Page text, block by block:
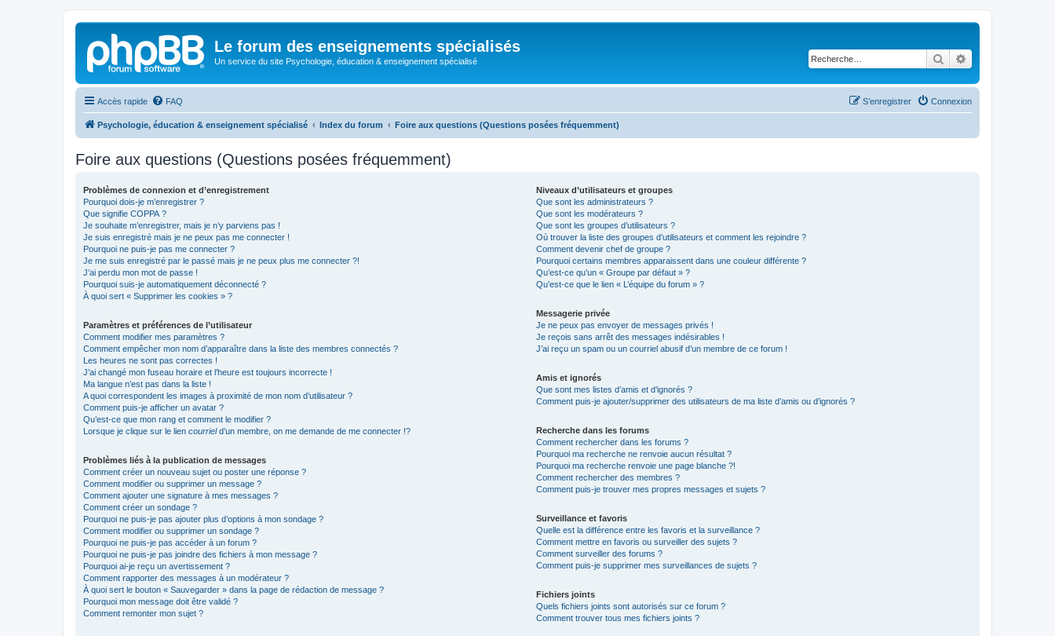
Le forum des enseignements spécialisés
Un service du site Psychologie, éducation & enseignement spécialisé Rechercher
Accès rapide FAQ Connexion
S’enregistrer
Psychologie, éducation & enseignement spécialisé Index du forum Foire aux questions (Questions posées fréquemment)
Foire aux questions (Questions posées fréquemment)
Problèmes de connexion et d’enregistrement
Pourquoi dois-je m’enregistrer ?
Que signifie COPPA ?
Je souhaite m’enregistrer, mais je n’y parviens pas !
Je suis enregistré mais je ne peux pas me connecter !
Pourquoi ne puis-je pas me connecter ?
Je me suis enregistré par le passé mais je ne peux plus me connecter ?!
J’ai perdu mon mot de passe !
Pourquoi suis-je automatiquement déconnecté ?
À quoi sert « Supprimer les cookies » ?
Paramètres et préférences de l’utilisateur
Comment modifier mes paramètres ?
Comment empêcher mon nom d’apparaître dans la liste des membres connectés ?
Les heures ne sont pas correctes !
J’ai changé mon fuseau horaire et l’heure est toujours incorrecte !
Ma langue n’est pas dans la liste !
A quoi correspondent les images à proximité de mon nom d’utilisateur ?
Comment puis-je afficher un avatar ?
Qu’est-ce que mon rang et comment le modifier ?
Lorsque je clique sur le lien courrield’un membre, on me demande de me connecter !?
Problèmes liés à la publication de messages
Comment créer un nouveau sujet ou poster une réponse ?
Comment modifier ou supprimer un message ?
Comment ajouter une signature à mes messages ?
Comment créer un sondage ?
Pourquoi ne puis-je pas ajouter plus d’options à mon sondage ?
Comment modifier ou supprimer un sondage ?
Pourquoi ne puis-je pas accéder à un forum ?
Pourquoi ne puis-je pas joindre des fichiers à mon message ?
Pourquoi ai-je reçu un avertissement ?
Comment rapporter des messages à un modérateur ?
À quoi sert le bouton « Sauvegarder » dans la page de rédaction de message ?
Pourquoi mon message doit être validé ?
Comment remonter mon sujet ?
Niveaux d’utilisateurs et groupes
Que sont les administrateurs ?
Que sont les modérateurs ?
Que sont les groupes d’utilisateurs ?
Où trouver la liste des groupes d’utilisateurs et comment les rejoindre ?
Comment devenir chef de groupe ?
Pourquoi certains membres apparaissent dans une couleur différente ?
Qu’est-ce qu’un « Groupe par défaut » ?
Qu’est-ce que le lien « L’équipe du forum » ?
Messagerie privée
Je ne peux pas envoyer de messages privés !
Je reçois sans arrêt des messages indésirables !
J’ai reçu un spam ou un courriel abusif d’un membre de ce forum !
Amis et ignorés
Que sont mes listes d’amis et d’ignorés ?
Comment puis-je ajouter/supprimer des utilisateurs de ma liste d’amis ou d’ignorés ?
Recherche dans les forums
Comment rechercher dans les forums ?
Pourquoi ma recherche ne renvoie aucun résultat ?
Pourquoi ma recherche renvoie une page blanche ?!
Comment rechercher des membres ?
Comment puis-je trouver mes propres messages et sujets ?
Surveillance et favoris
Quelle est la différence entre les favoris et la surveillance ?
Comment mettre en favoris ou surveiller des sujets ?
Comment surveiller des forums ?
Comment puis-je supprimer mes surveillances de sujets ?
Fichiers joints
Quels fichiers joints sont autorisés sur ce forum ?
Comment trouver tous mes fichiers joints ?